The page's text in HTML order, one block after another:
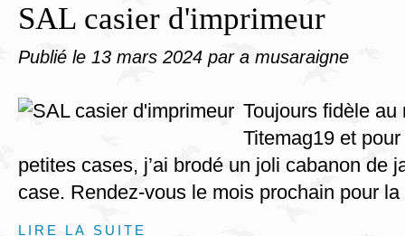
SAL casier d'imprimeur
Publié le 13 mars 2024 par a musaraigne
Toujours fidèle au
Titemag19 et
petites cases, j’ai brodé un joli cabanon de
case. Rendez-vous le mois prochain pour
LIRE LA SUITE